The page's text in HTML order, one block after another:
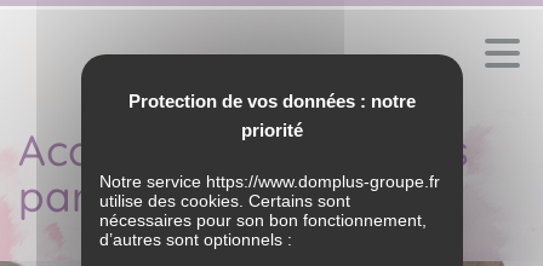
Accompagner tous les
parcours de vie
Protection de vos données : notre
priorité
Notre service https://www.domplus-groupe.fr
utilise des cookies. Certains sont
nécessaires pour son bon fonctionnement,
d’autres sont optionnels :